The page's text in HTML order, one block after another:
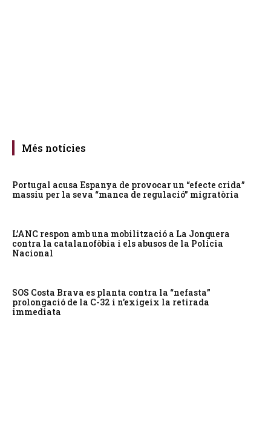
Més notícies
Portugal acusa Espanya de provocar un “efecte crida”
massiu per la seva “manca de regulació” migratòria
L’ANC respon amb una mobilització a La Jonquera
contra la catalanofòbia i els abusos de la Policia
Nacional
SOS Costa Brava es planta contra la “nefasta”
prolongació de la C-32 i n’exigeix la retirada
immediata